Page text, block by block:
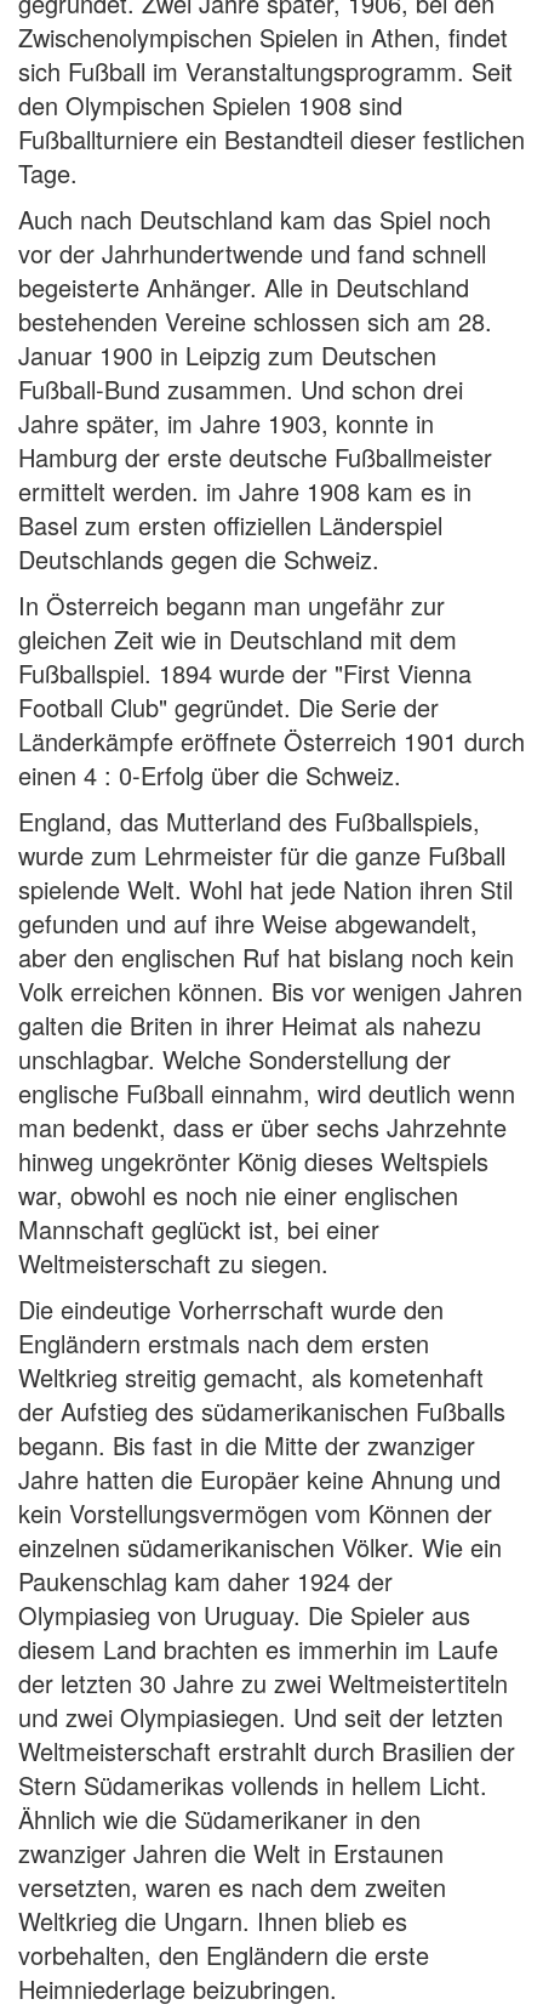
Zwischenolympischen Spielen in Athen, findet
sich Fußball im Veranstaltungsprogramm. Seit
den Olympischen Spielen 1908 sind
Fußballturniere ein Bestandteil dieser festlichen
Tage.
Auch nach Deutschland kam das Spiel noch
vor der Jahrhundertwende und fand schnell
begeisterte Anhänger. Alle in Deutschland
bestehenden Vereine schlossen sich am 28.
Januar 1900 in Leipzig zum Deutschen
Fußball-Bund zusammen. Und schon drei
Jahre später, im Jahre 1903, konnte in
Hamburg der erste deutsche Fußballmeister
ermittelt werden. im Jahre 1908 kam es in
Basel zum ersten offiziellen Länderspiel
Deutschlands gegen die Schweiz.
In Österreich begann man ungefähr zur
gleichen Zeit wie in Deutschland mit dem
Fußballspiel. 1894 wurde der "First Vienna
Football Club" gegründet. Die Serie der
Länderkämpfe eröffnete Österreich 1901 durch
einen 4 : 0-Erfolg über die Schweiz.
England, das Mutterland des Fußballspiels,
wurde zum Lehrmeister für die ganze Fußball
spielende Welt. Wohl hat jede Nation ihren Stil
gefunden und auf ihre Weise abgewandelt,
aber den englischen Ruf hat bislang noch kein
Volk erreichen können. Bis vor wenigen Jahren
galten die Briten in ihrer Heimat als nahezu
unschlagbar. Welche Sonderstellung der
englische Fußball einnahm, wird deutlich wenn
man bedenkt, dass er über sechs Jahrzehnte
hinweg ungekrönter König dieses Weltspiels
war, obwohl es noch nie einer englischen
Mannschaft geglückt ist, bei einer
Weltmeisterschaft zu siegen.
Die eindeutige Vorherrschaft wurde den
Engländern erstmals nach dem ersten
Weltkrieg streitig gemacht, als kometenhaft
der Aufstieg des südamerikanischen Fußballs
begann. Bis fast in die Mitte der zwanziger
Jahre hatten die Europäer keine Ahnung und
kein Vorstellungsvermögen vom Können der
einzelnen südamerikanischen Völker. Wie ein
Paukenschlag kam daher 1924 der
Olympiasieg von Uruguay. Die Spieler aus
diesem Land brachten es immerhin im Laufe
der letzten 30 Jahre zu zwei Weltmeistertiteln
und zwei Olympiasiegen. Und seit der letzten
Weltmeisterschaft erstrahlt durch Brasilien der
Stern Südamerikas vollends in hellem Licht.
Ähnlich wie die Südamerikaner in den
zwanziger Jahren die Welt in Erstaunen
versetzten, waren es nach dem zweiten
Weltkrieg die Ungarn. Ihnen blieb es
vorbehalten, den Engländern die erste
Heimniederlage beizubringen.